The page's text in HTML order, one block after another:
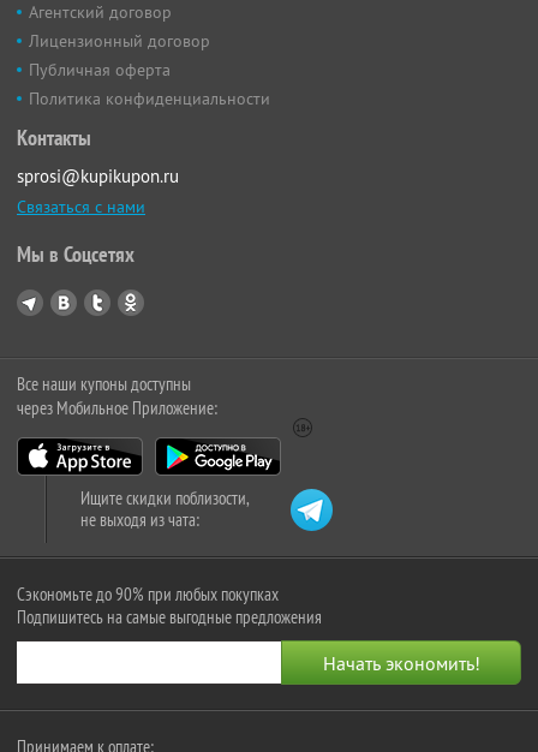
Агентский договор
Лицензионный договор
Публичная оферта
Политика конфиденциальности
Контакты
sprosi@kupikupon.ru
Связаться с нами
Мы в Соцсетях
Все наши купоны доступны
через Мобильное Приложение:
Ищите скидки поблизости,
не выходя из чата:
Сэкономьте до 90% при любых покупках
Подпишитесь на самые выгодные предложения
Принимаем к оплате: